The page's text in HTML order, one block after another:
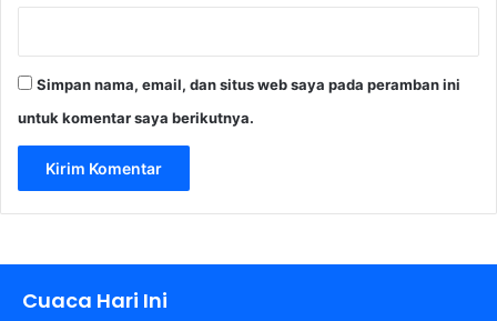
o
n
Simpan nama, email, dan situs web saya pada peramban ini
untuk komentar saya berikutnya.
Cuaca Hari Ini